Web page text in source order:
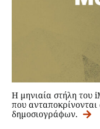
Η μηνιαία στήλη του
που
δημοσιογράφων.